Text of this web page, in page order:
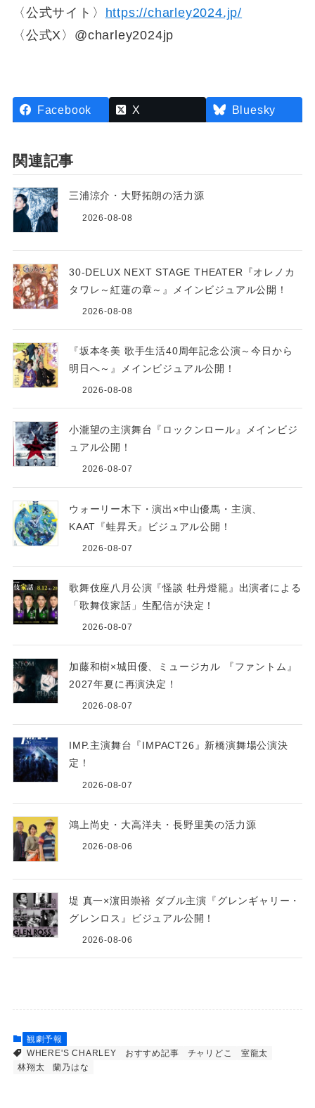
〈公式サイト〉
https://charley2024.jp/
〈公式X〉@charley2024jp
Facebook X Bluesky
関連記事
三浦涼介・大野拓朗の活力源
2026-08-08
30-DELUX NEXT STAGE THEATER『オレノカ
タワレ～紅蓮の章～』メインビジュアル公開！
2026-08-08
『坂本冬美 歌手生活40周年記念公演～今日から
明日へ～』メインビジュアル公開！
2026-08-08
小瀧望の主演舞台『ロックンロール』メインビジ
ュアル公開！
2026-08-07
ウォーリー木下・演出×中山優馬・主演、
KAAT『蛙昇天』ビジュアル公開！
2026-08-07
歌舞伎座八月公演『怪談 牡丹燈籠』出演者による
「歌舞伎家話」生配信が決定！
2026-08-07
加藤和樹×城田優、ミュージカル 『ファントム』
2027年夏に再演決定！
2026-08-07
IMP.主演舞台『IMPACT26』新橋演舞場公演決
定！
2026-08-07
鴻上尚史・大高洋夫・長野里美の活力源
2026-08-06
堤 真一×濵田崇裕 ダブル主演『グレンギャリー・
グレンロス』ビジュアル公開！
2026-08-06
観劇予報
WHERE'S CHARLEY
おすすめ記事 チャリどこ
室龍太
林翔太
蘭乃はな